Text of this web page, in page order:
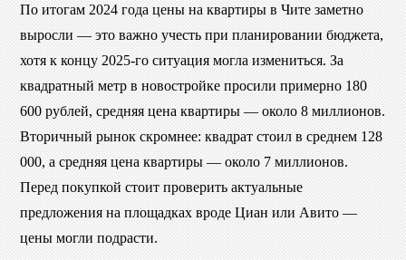
По итогам 2024 года цены на квартиры в Чите заметно
выросли — это важно учесть при планировании бюджета,
хотя к концу 2025-го ситуация могла измениться. За
квадратный метр в новостройке просили примерно 180
600 рублей, средняя цена квартиры — около 8 миллионов.
Вторичный рынок скромнее: квадрат стоил в среднем 128
000, а средняя цена квартиры — около 7 миллионов.
Перед покупкой стоит проверить актуальные
предложения на площадках вроде Циан или Авито —
цены могли подрасти.